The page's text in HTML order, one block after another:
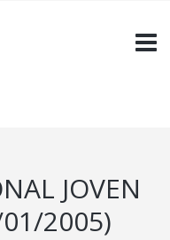
JOVEN
01/2005)